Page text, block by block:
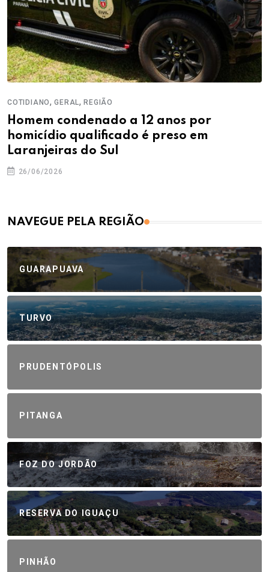
COTIDIANO,GERAL,REGIÃO
Homem condenado a 12 anos por
homicídio qualificado é preso em
Laranjeiras do Sul
26/06/2026
NAVEGUE PELA REGIÃO
GUARAPUAVA
TURVO
PRUDENTÓPOLIS
PITANGA
FOZ DO JORDÃO
RESERVA DO IGUAÇU
PINHÃO